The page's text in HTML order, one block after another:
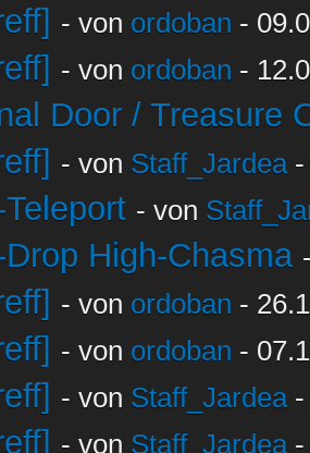
- von ordoban -
- von ordoban -
Door / Treasure
- von Staff_Jardea-
- von
High-Chasma
- von ordoban -
- von ordoban -
- von Staff_Jardea-
- von Staff_Jardea-